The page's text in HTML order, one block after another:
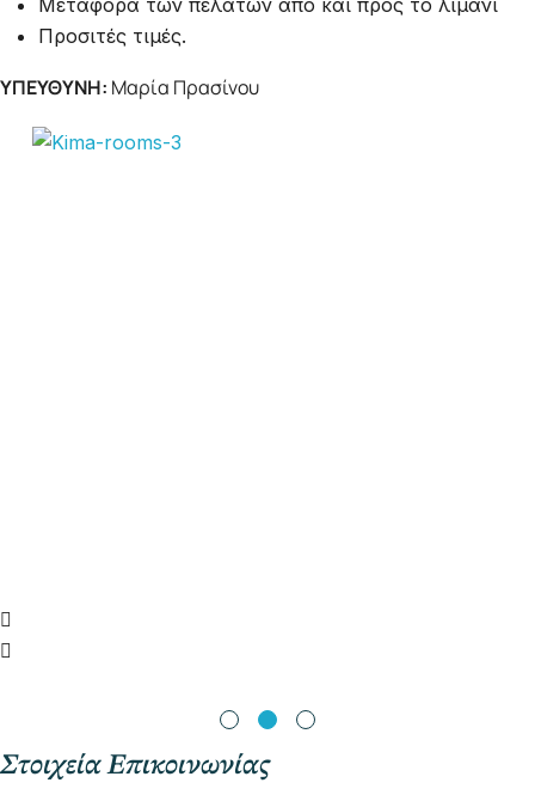
Προσιτές τιμές.
ΥΠΕΥΘΥΝΗ: Μαρία Πρασίνου
Στοιχεία Επικοινωνίας